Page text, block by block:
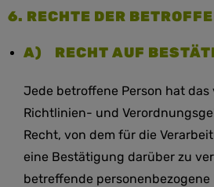
6. RECHTE DER
A) RECHT AUF
Jede betroffene Person hat das
Richtlinien- und
Recht, von dem für die
eine Bestätigung darüber zu
betreffende